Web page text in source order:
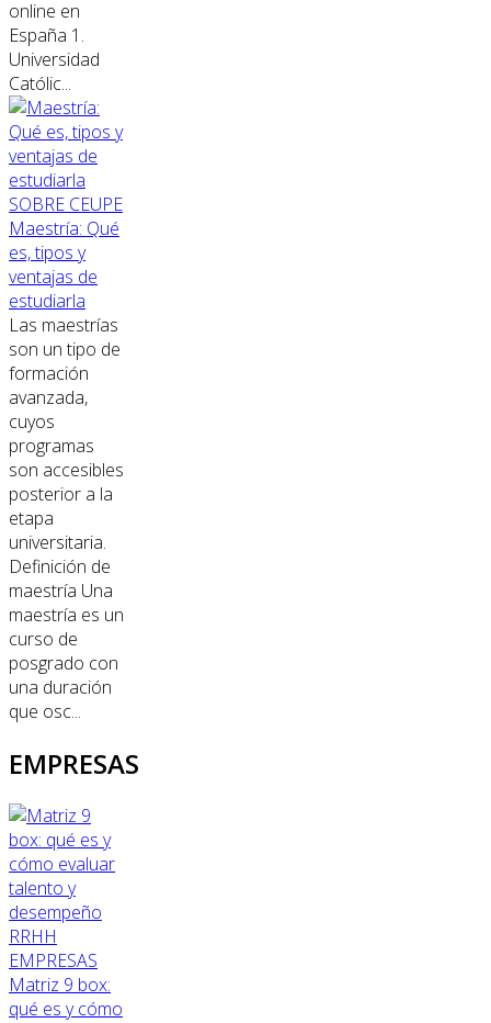
online en
España 1.
Universidad
Católic...
SOBRE CEUPE
Maestría: Qué
es, tipos y
ventajas de
estudiarla
Las maestrías
son un tipo de
formación
avanzada,
cuyos
programas
son accesibles
posterior a la
etapa
universitaria.
Definición de
maestría Una
maestría es un
curso de
posgrado con
una duración
que osc...
EMPRESAS
RRHH
EMPRESAS
Matriz 9 box:
qué es y cómo